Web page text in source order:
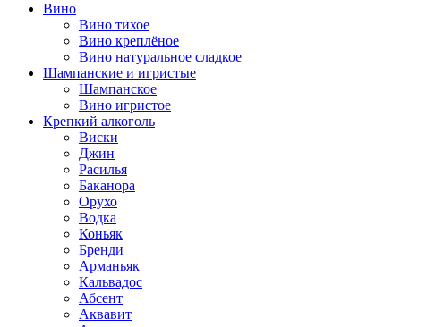
Вино
Вино тихое
Вино креплёное
Вино натуральное сладкое
Шампанские и игристые
Шампанское
Вино игристое
Крепкий алкоголь
Виски
Джин
Расилья
Баканора
Орухо
Водка
Коньяк
Бренди
Арманьяк
Кальвадос
Абсент
Аквавит